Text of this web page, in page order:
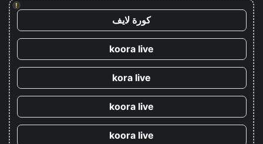
!
كورة لايف
koora live
kora live
koora live
koora live